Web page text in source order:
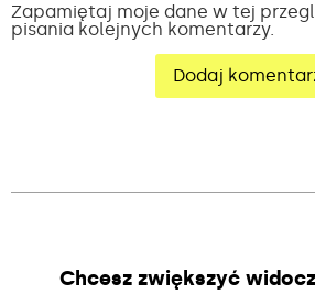
Zapamiętaj moje dane w tej
pisania kolejnych komentarzy.
Chcesz zwiększyć